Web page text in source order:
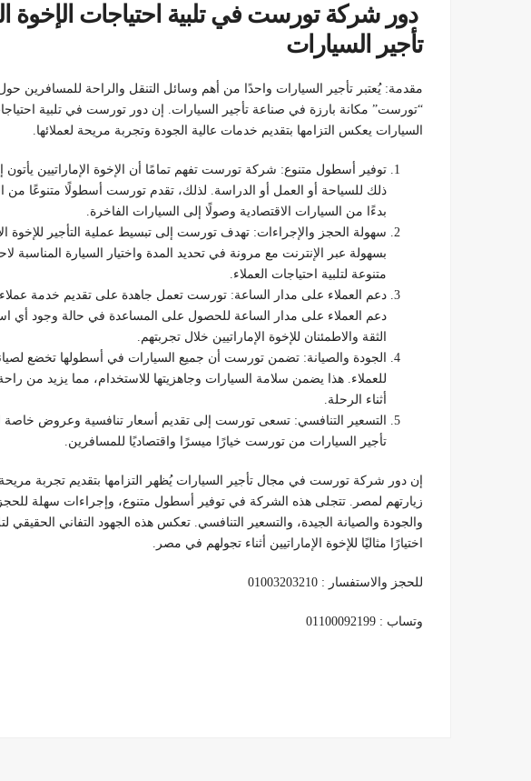
دور شركة تورست في تلبية احتياجات الإخوة
تأجير السيارات
مقدمة: يُعتبر تأجير السيارات واحدًا من أهم وسائل التنقل والراحة للمسافرين
“تورست” مكانة بارزة في صناعة تأجير السيارات. إن دور تورست في تلبية
السيارات يعكس التزامها بتقديم خدمات عالية الجودة وتجربة مريحة لعملائها.
توفير أسطول متنوع: شركة تورست تفهم تمامًا أن الإخوة الإماراتيين
ذلك للسياحة أو العمل أو الدراسة. لذلك، تقدم تورست أسطولًا متنوعًا من
بدءًا من السيارات الاقتصادية وصولًا إلى السيارات الفاخرة.
سهولة الحجز والإجراءات: تهدف تورست إلى تبسيط عملية التأجير للإخوة
بسهولة عبر الإنترنت مع مرونة في تحديد المدة واختيار السيارة المناسبة
متنوعة لتلبية احتياجات العملاء.
دعم العملاء على مدار الساعة: تورست تعمل جاهدة على تقديم خدمة عملاء
دعم العملاء على مدار الساعة للحصول على المساعدة في حالة وجود أي
الثقة والاطمئنان للإخوة الإماراتيين خلال تجربتهم.
الجودة والصيانة: تضمن تورست أن جميع السيارات في أسطولها تخضع
للعملاء. هذا يضمن سلامة السيارات وجاهزيتها للاستخدام، مما يزيد من
أثناء الرحلة.
التسعير التنافسي: تسعى تورست إلى تقديم أسعار تنافسية وعروض خاصة
تأجير السيارات من تورست خيارًا ميسرًا واقتصاديًا للمسافرين.
إن دور شركة تورست في مجال تأجير السيارات يُظهر التزامها بتقديم تجربة مريحة
زيارتهم لمصر. تتجلى هذه الشركة في توفير أسطول متنوع، وإجراءات سهلة
والجودة والصيانة الجيدة، والتسعير التنافسي. تعكس هذه الجهود التفاني الحقيقي
اختيارًا مثاليًا للإخوة الإماراتيين أثناء تجولهم في مصر.
للحجز والاستفسار : 01003203210
وتساب : 01100092199